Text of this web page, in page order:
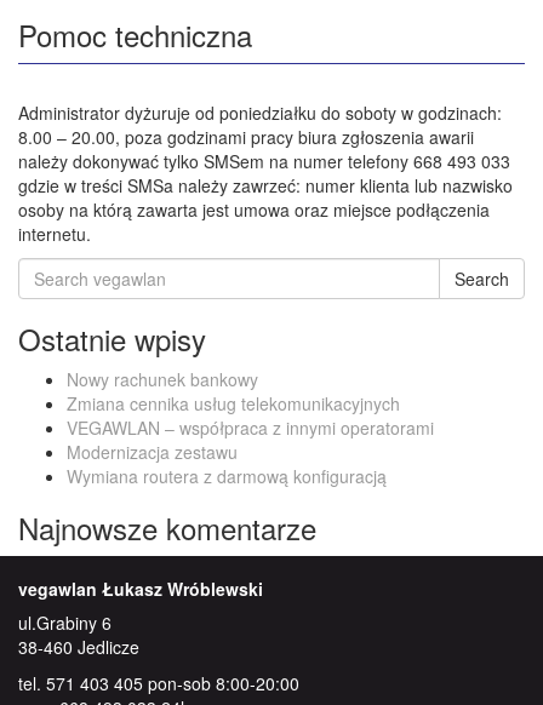
Pomoc techniczna
Administrator dyżuruje od poniedziałku do soboty w godzinach:
8.00 – 20.00, poza godzinami pracy biura zgłoszenia awarii
należy dokonywać tylko SMSem na numer telefony 668 493 033
gdzie w treści SMSa należy zawrzeć: numer klienta lub nazwisko
osoby na którą zawarta jest umowa oraz miejsce podłączenia
internetu.
Search
for:
Search
Ostatnie wpisy
Nowy rachunek bankowy
Zmiana cennika usług telekomunikacyjnych
VEGAWLAN – współpraca z innymi operatorami
Modernizacja zestawu
Wymiana routera z darmową konfiguracją
Najnowsze komentarze
vegawlan Łukasz Wróblewski
ul.Grabiny 6
38-460 Jedlicze
tel. 571 403 405 pon-sob 8:00-20:00